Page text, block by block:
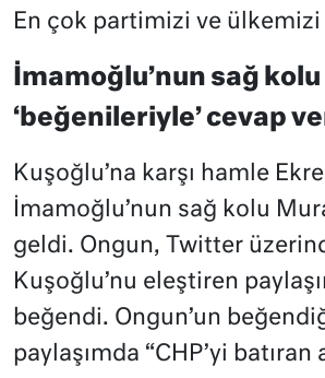
En çok partimizi ve ülkemizi
İmamoğlu’nun sağ kolu
‘beğenileriyle’ cevap
Kuşoğlu’na karşı hamle
İmamoğlu’nun sağ kolu
geldi. Ongun, Twitter
Kuşoğlu’nu eleştiren
beğendi. Ongun’un
paylaşımda “CHP’yi batıran